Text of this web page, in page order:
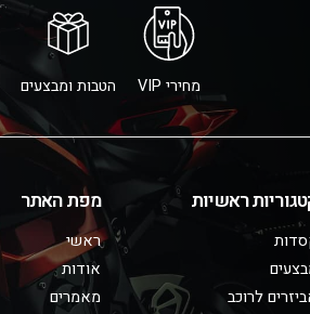
מחירי VIP הטבות ומבצעים
ראשיות
לרוכב
מפת האתר
ראשי
אודות
מאמרים